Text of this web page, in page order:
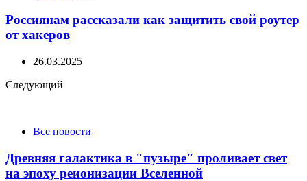
Россиянам рассказали как защитить свой роутер
от хакеров
26.03.2025
Следующий
Все новости
Древняя галактика в "пузыре" проливает свет
на эпоху реионизации Вселенной